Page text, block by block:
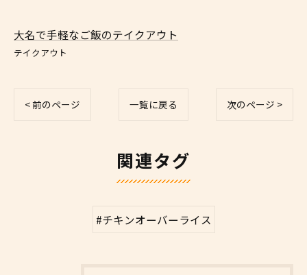
大名で手軽なご飯のテイクアウト
テイクアウト
< 前のページ 一覧に戻る 次のページ >
関連タグ
#チキンオーバーライス